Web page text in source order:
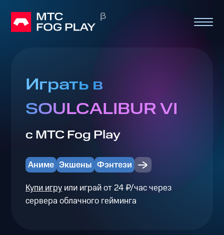
Играть в
SOULCALIBUR VI
с МТС Fog Play
Аниме Экшены Фэнтези
Купи игруили играй от 24 ₽/час через
сервера облачного гейминга